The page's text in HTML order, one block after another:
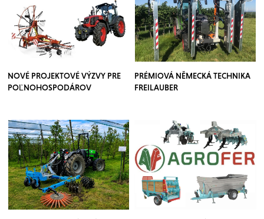
NOVÉ PROJEKTOVÉ VÝZVY PRE
POĽNOHOSPODÁROV
PRÉMIOVÁ NĚMECKÁ TECHNIKA
FREILAUBER